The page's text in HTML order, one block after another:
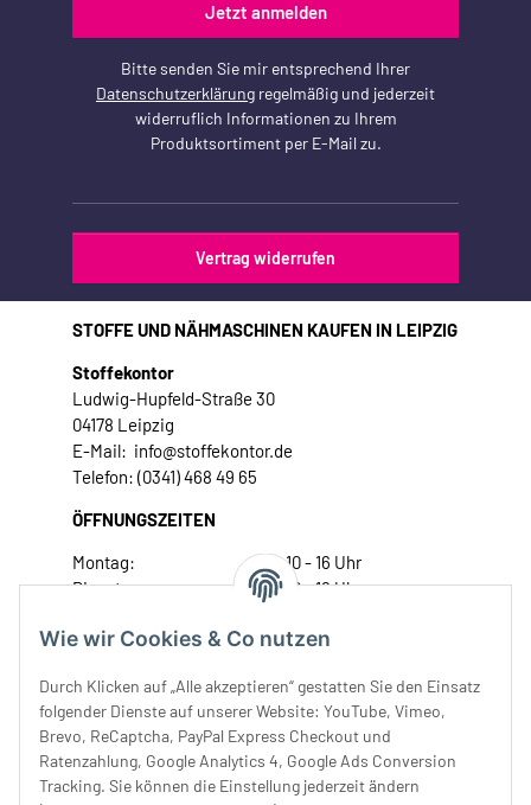
Wie wir Cookies & Co nutzen
Durch Klicken auf „Alle akzeptieren“ gestatten Sie den Einsatz
folgender Dienste auf unserer Website: YouTube, Vimeo,
Brevo, ReCaptcha, PayPal Express Checkout und
Ratenzahlung, Google Analytics 4, Google Ads Conversion
Tracking. Sie können die Einstellung jederzeit ändern
Jetzt anmelden
Bitte senden Sie mir entsprechend Ihrer
Datenschutzerklärung regelmäßig und jederzeit
widerruflich Informationen zu Ihrem
Produktsortiment per E-Mail zu.
Vertrag widerrufen
STOFFE UND NÄHMASCHINEN KAUFEN IN LEIPZIG
Stoffekontor
Ludwig-Hupfeld-Straße 30
04178 Leipzig
E-Mail: info@stoffekontor.de
Telefon: (0341) 468 49 65
ÖFFNUNGSZEITEN
Montag:
10 - 16 Uhr
Dienstag:
10 - 16 Uhr
Donnerstag:
10 - 18 Uhr
Samstag:
10 - 14 Uhr
Unser Service